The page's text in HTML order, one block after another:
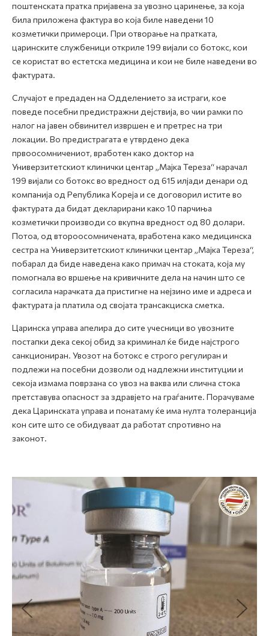
поштенската пратка пријавена за увозно царинење, за која
била приложена фактура во која биле наведени 10
козметички примероци. При отворање на пратката,
царинските службеници откриле 199 вијали со ботокс, кои
се користат во естетска медицина и кои не биле наведени во
фактурата.
Случајот е предаден на Одделението за истраги, кое
поведе посебни предистражни дејствија, во чии рамки по
налог на јавен обвинител извршен е и претрес на три
локации. Во предистрагата е утврдено дека
првоосомничениот, вработен како доктор на
Универзитетскиот клинички центар „Мајка Тереза“ нарачал
199 вијали со ботокс во вредност од 615 илјади денари од
компанија од Република Кореја и се договорил истите во
фактурата да бидат декларирани како 10 парчиња
козметички производи со вкупна вредност од 80 долари.
Потоа, од второосомничената, вработена како медицинска
сестра на Универзитетскиот клинички центар „Мајка Тереза“,
побарал да биде наведена како примач на стоката, која му
помогнала во вршење на кривичните дела на начин што се
согласила нарачката да пристигне на нејзино име и адреса и
фактурата ја платила од својата трансакциска сметка.
Царинска управа апелира до сите учесници во увозните
постапки дека секој обид за криминал ќе биде најстрого
санкциониран. Увозот на ботокс е строго регулиран и
подлежи на посебни дозволи од надлежни институции и
секоја измама поврзана со увоз на ваква или слична стока
претставува опасност за здравјето на граѓаните. Порачуваме
дека Царинската управа и понатаму ќе има нулта толеранција
кон сите што се обидуваат да работат спротивно на
законот.